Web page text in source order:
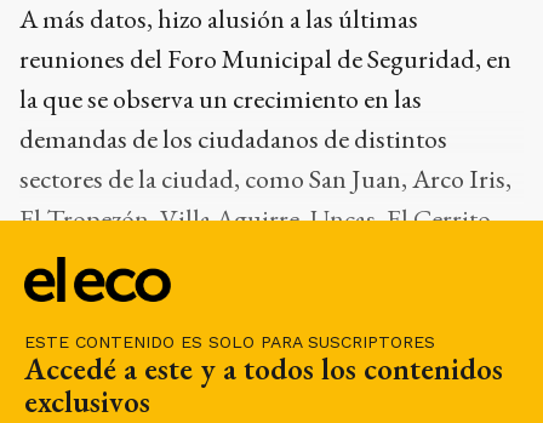
ESTE CONTENIDO ES SOLO PARA SUSCRIPTORES
Accedé a este y a todos los contenidos
exclusivos
A más datos, hizo alusión a las últimas
reuniones del Foro Municipal de Seguridad, en
la que se observa un crecimiento en las
demandas de los ciudadanos de distintos
sectores de la ciudad, como San Juan, Arco Iris,
El Tropezón, Villa Aguirre, Uncas, El Cerrito.
“En todos tenemos problemas”, resaltó.